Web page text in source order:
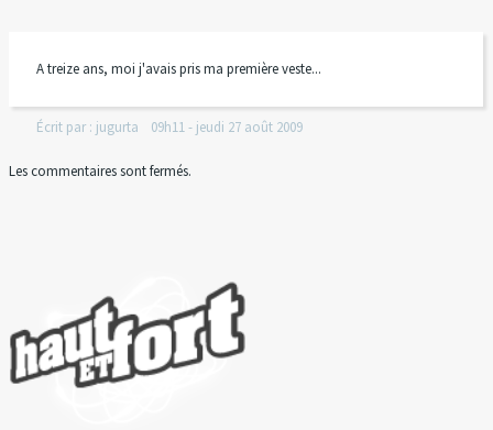
A treize ans, moi j'avais pris ma première veste...
Écrit par : jugurta 09h11- jeudi 27 août 2009
Les commentaires sont fermés.